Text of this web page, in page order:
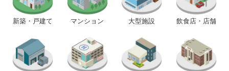
新築・戸建て マンション 大型施設 飲食店・店舗